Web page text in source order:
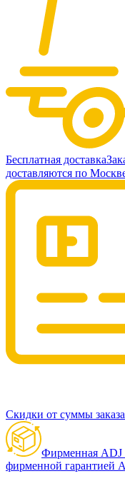
Бесплатная доставка
доставляются по
Скидки от суммы заказа
Фирменная ADJ
фирменной гарантией